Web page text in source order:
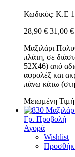
Κωδικός: Κ.Ε
28,90 € 31,00 €
Μαξιλάρι
πλάτη, σε
52Χ46) από
αφρολέξ και
πάνω κάτω (στη
Μειωμένη
Γρ. Προβολή
Αγορά
Wishlist